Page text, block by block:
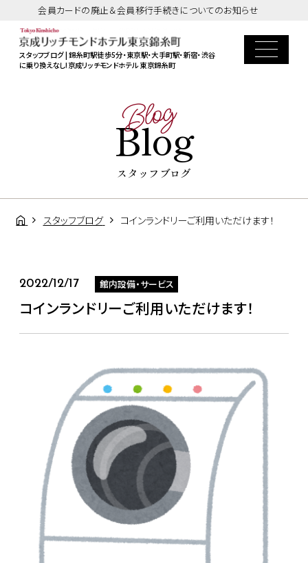
会員カードの廃止＆会員移行手続きについてのお知らせ
スタッフブログ | 錦糸町駅徒歩5分・東京駅・大手町駅・新宿・渋谷
に乗り換えなし!京成リッチモンドホテル 東京錦糸町
Blog
Blog
スタッフブログ
スタッフブログ コインランドリーご利用いただけます！
2022/12/17 館内設備・サービス
コインランドリーご利用いただけます！